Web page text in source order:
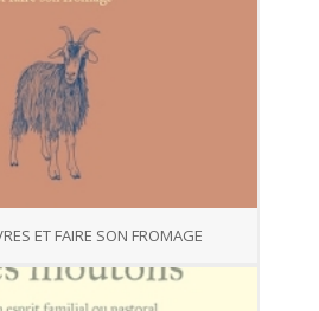
ET FAIRE SON FROMAGE